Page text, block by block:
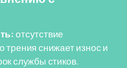
отсутствие
трения снижает износ и
службы стиков.